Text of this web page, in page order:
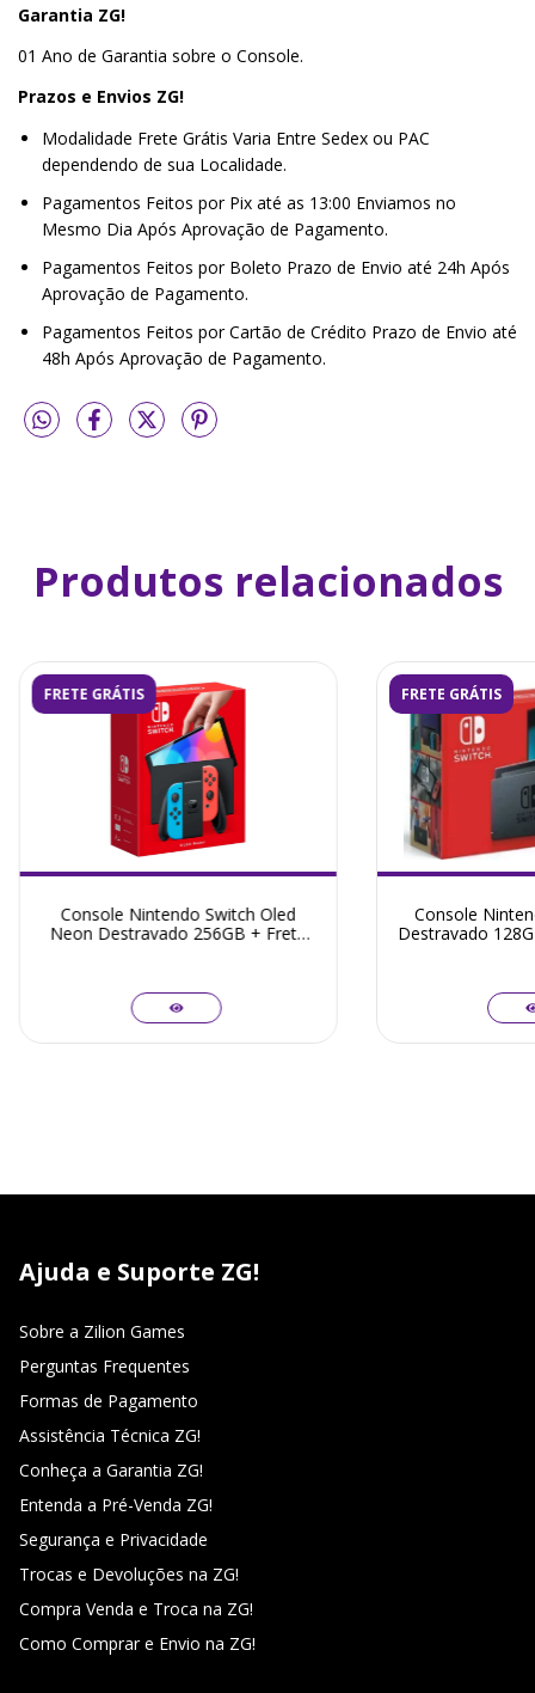
Garantia ZG!
01 Ano de Garantia sobre o Console.
Prazos e Envios ZG!
Modalidade Frete Grátis Varia Entre Sedex ou PAC
dependendo de sua Localidade.
Pagamentos Feitos por Pix até as 13:00 Enviamos no
Mesmo Dia Após Aprovação de Pagamento.
Pagamentos Feitos por Boleto Prazo de Envio até 24h Após
Aprovação de Pagamento.
Pagamentos Feitos por Cartão de Crédito Prazo de Envio até
48h Após Aprovação de Pagamento.
Produtos relacionados
FRETE GRÁTIS
Console Nintendo Switch Oled
Neon Destravado 256GB + Frete
FRETE GRÁTIS
Console
Destravado
Ajuda e Suporte ZG!
Sobre a Zilion Games
Perguntas Frequentes
Formas de Pagamento
Assistência Técnica ZG!
Conheça a Garantia ZG!
Entenda a Pré-Venda ZG!
Segurança e Privacidade
Trocas e Devoluções na ZG!
Compra Venda e Troca na ZG!
Como Comprar e Envio na ZG!